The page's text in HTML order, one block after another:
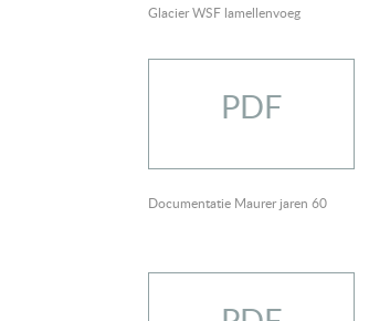
Glacier WSF lamellenvoeg
PDF
Documentatie Maurer jaren 60